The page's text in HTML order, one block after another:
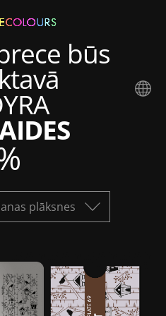
būs
plāksnes